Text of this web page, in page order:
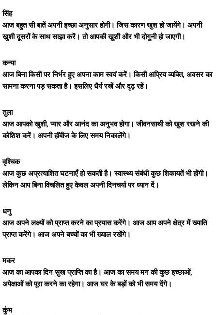
सिंह
आज बहुत सी बातें अपनी इच्छा अनुसार होगी। जिस कारण खुश हो जायेंगे। अपनी
खुशी दूसरों के साथ साझा करें। तो आपकी खुशी और भी दोगुनी हो जाएगी।
कन्या
आज बिना किसी पर निर्भर हुए अपना काम स्वयं करें। किसी अप्रिय व्यक्ति, अवसर का
सामना करना पड़ सकता है। इसलिए धैर्य रखें और दृढ़ रहें।
तुला
आज आपको खुशी, प्यार और आनंद का अनुभव होगा। जीवनसाथी को खुश रखने की
कोशिश करें। अपनी हॉबीज के लिए समय निकालेंगे।
वृश्चिक
आज कुछ अप्रत्याशित घटनाएँ हो सकती है। स्वास्थ्य संबंधी कुछ शिकायतें भी होंगी।
लेकिन आप बिना विचलित हुए केवल अपनी दिनचर्या पर ध्यान दें।
धनु
आज अपने लक्ष्यों को प्राप्त करने का प्रयास करेंगे। आज आप अपने क्षेत्र में ख्याति
प्राप्त करेंगे। आज अपने बच्चों का भी ख्याल रखेंगे।
मकर
आज का आपका दिन सुख प्राप्ति का है। आज का समय मन की कुछ इच्छाओं,
अपेक्षाओं को पूरा करने का रहेगा। आज घर के बड़ों को भी समय देंगे।
कुंभ